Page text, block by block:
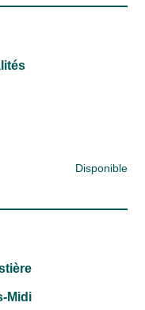
Disponible
Midi